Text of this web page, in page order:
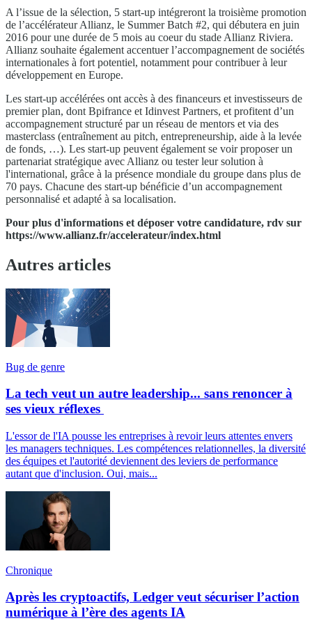
A l’issue de la sélection, 5 start-up intégreront la troisième promotion
de l’accélérateur Allianz, le Summer Batch #2, qui débutera en juin
2016 pour une durée de 5 mois au coeur du stade Allianz Riviera.
Allianz souhaite également accentuer l’accompagnement de sociétés
internationales à fort potentiel, notamment pour contribuer à leur
développement en Europe.
Les start-up accélérées ont accès à des financeurs et investisseurs de
premier plan, dont Bpifrance et Idinvest Partners, et profitent d’un
accompagnement structuré par un réseau de mentors et via des
masterclass (entraînement au pitch, entrepreneurship, aide à la levée
de fonds, …). Les start-up peuvent également se voir proposer un
partenariat stratégique avec Allianz ou tester leur solution à
l'international, grâce à la présence mondiale du groupe dans plus de
70 pays. Chacune des start-up bénéficie d’un accompagnement
personnalisé et adapté à sa localisation.
Pour plus d'informations et déposer votre candidature, rdv sur
https://www.allianz.fr/accelerateur/index.html
Autres articles
Bug de genre
La tech veut un autre leadership... sans renoncer à
ses vieux réflexes
L'essor de l'IA pousse les entreprises à revoir leurs attentes envers
les managers techniques. Les compétences relationnelles, la diversité
des équipes et l'autorité deviennent des leviers de performance
autant que d'inclusion. Oui, mais...
Chronique
Après les cryptoactifs, Ledger veut sécuriser l’action
numérique à l’ère des agents IA